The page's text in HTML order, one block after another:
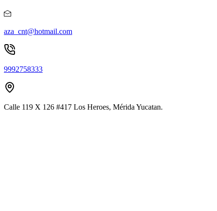
aza_cnt@hotmail.com
9992758333
Calle 119 X 126 #417 Los Heroes, Mérida Yucatan.